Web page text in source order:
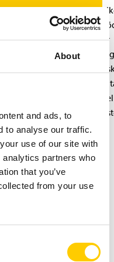
About
and ads, to
to analyse our traffic.
use of our site with
partners who
that you’ve
from your use
för
RTLS-taggar
unika RFID-behov, är
RFID-site survey till
Vi analyserar